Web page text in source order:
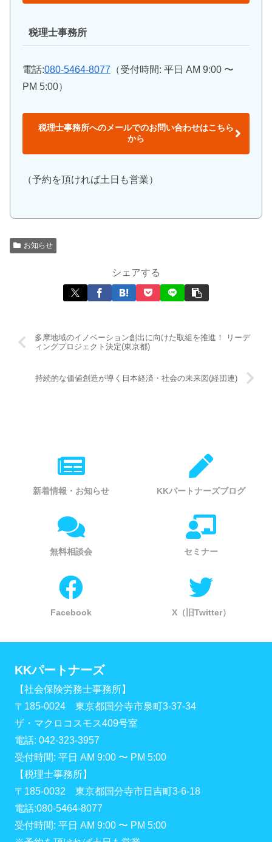
税理士事務所
電話:080-5464-8077 （受付時間: 平日 AM 9:00 〜
PM 5:00）
税理士事務所へのメールでのお問い合わせはこちら
から
（予約を頂ければ土日も営業）
お知らせ
シェアする
多摩地域のイノベーション創出に向けた取組を推進！ リーデ
ィングプロジェクト決定(東京都)
持続的な価値創造が導く日本経済・社会の未来図(経団連)
新着情報・お知らせ KKパートナーズブログ
無料相談会 セミナー
Facebook X（旧Twitter）
KKパートナーズ
【社会保険労務士事務所】
〒185-0024 東京都国分寺市泉町3-37-34
ザ・マクロコスモス409号室
電話: 042-323-3957
受付時間: 平日 AM 9:00 〜 PM 5:00
【税理士事務所】
〒185-0032 東京都国分寺市日吉町3-6-18
電話:080-5464-8077
受付時間: 平日 AM 9:00 〜 PM 5:00